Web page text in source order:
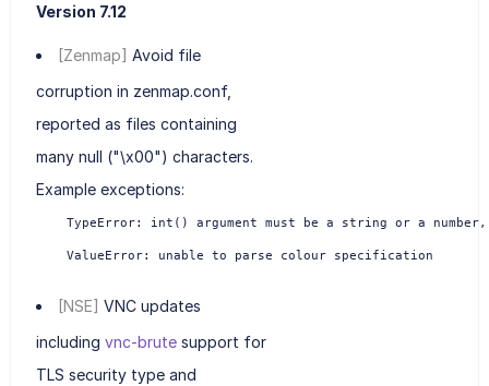
Version 7.12
[Zenmap] Avoid file
corruption in zenmap.conf,
reported as files containing
many null ("\x00") characters.
Example exceptions:
TypeError: int() argument must be a string or a
    ValueError: unable to parse colour specification
[NSE] VNC updates
including vnc-brutesupport for
TLS security type and